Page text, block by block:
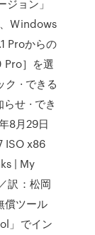
ョン」
Windows
Proからの
Pro］を選
· できる
せ · でき
8月29日
ISO x86
| My
訳：松岡
償ツール
」でイン